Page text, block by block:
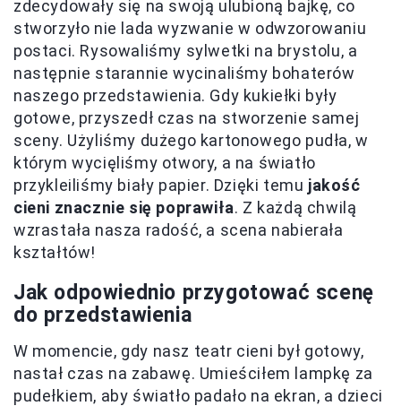
zdecydowały się na swoją ulubioną bajkę, co
stworzyło nie lada wyzwanie w odwzorowaniu
postaci. Rysowaliśmy sylwetki na brystolu, a
następnie starannie wycinaliśmy bohaterów
naszego przedstawienia. Gdy kukiełki były
gotowe, przyszedł czas na stworzenie samej
sceny. Użyliśmy dużego kartonowego pudła, w
którym wycięliśmy otwory, a na światło
przykleiliśmy biały papier. Dzięki temu jakość
cieni znacznie się poprawiła. Z każdą chwilą
wzrastała nasza radość, a scena nabierała
kształtów!
Jak odpowiednio przygotować scenę
do przedstawienia
W momencie, gdy nasz teatr cieni był gotowy,
nastał czas na zabawę. Umieściłem lampkę za
pudełkiem, aby światło padało na ekran, a dzieci